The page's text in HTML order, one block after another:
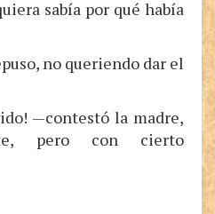
sabía por qué había
no queriendo dar el
—contestó la madre,
pero con cierto